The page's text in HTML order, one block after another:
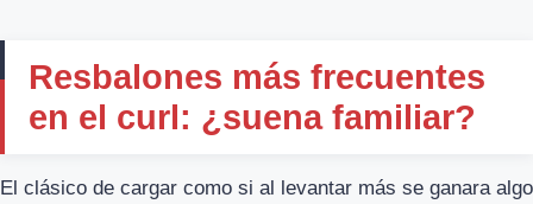
Resbalones más frecuentes
en el curl: ¿suena familiar?
El clásico de cargar como si al levantar más se ganara algo